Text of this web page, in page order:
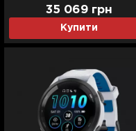
Technology (010-02964-
00/01)
Купити
35 069 грн